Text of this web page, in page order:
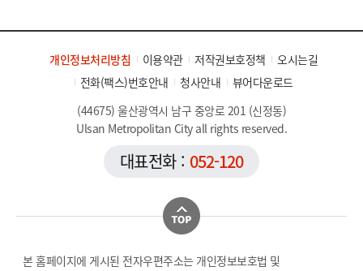
개인정보처리방침 이용약관 저작권보호정책
오시는길
전화(팩스)번호안내
청사안내
뷰어다운로드
(44675) 울산광역시 남구 중앙로 201 (신정동)
Ulsan Metropolitan City all rights reserved.
대표전화 : 052-120
본 홈페이지에 게시된 전자우편주소는 개인정보보호법 및